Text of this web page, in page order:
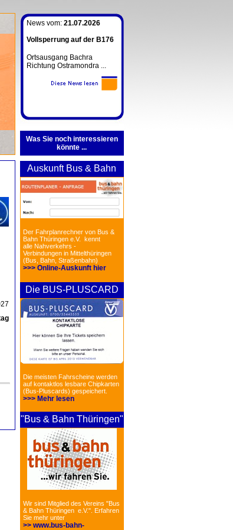
News vom: 21.07.2026
Vollsperrung auf der B176
Ortsausgang Bachra
Richtung Ostramondra ...
Was Sie noch interessieren
könnte ...
Auskunft Bus & Bahn
Der Fahrplanrechner von Bus &
Bahn Thüringen e.V. kennt
alle Nahverkehrs -
Verbindungen in Mittelthüringen
(Bus, Bahn, Straßenbahn)
>>> Online-Auskunft hier
Die BUS-PLUSCARD
Die meisten Fahrscheine werden
auf kontaktlos lesbare Chipkarten
(Bus-Pluscards) gespeichert.
>>> Mehr lesen
"Bus & Bahn Thüringen"
Wir sind Mitglied des Vereins "Bus
& Bahn Thüringen e.V.". Erfahren
Sie mehr unter
>> www.bus-bahn-